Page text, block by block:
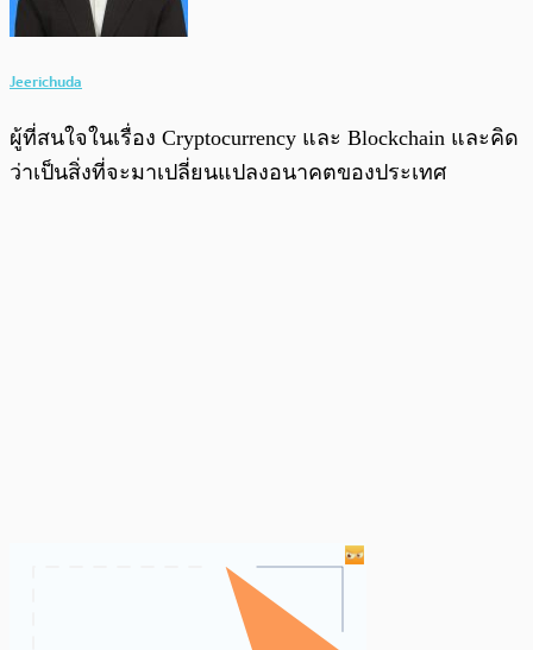
Jeerichuda
ผู้ที่สนใจในเรื่อง Cryptocurrency และ Blockchain และคิด
ว่าเป็นสิ่งที่จะมาเปลี่ยนแปลงอนาคตของประเทศ